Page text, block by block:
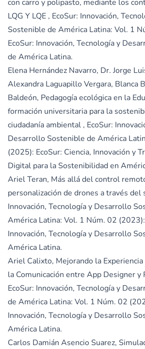
con carro y polipasto, mediante los
LQG Y LQE , EcoSur: Innovación,
Sostenible de América Latina: Vol. 1
EcoSur: Innovación, Tecnología y
de América Latina.
Elena Hernández Navarro, Dr. Jorge
Alexandra Laguapillo Vergara, Blanca
Baldeón, Pedagogía ecológica en la
formación universitaria para la
ciudadanía ambiental , EcoSur:
Desarrollo Sostenible de América
(2025): EcoSur: Ciencia, Innovación y
Digital para la Sostenibilidad en
Ariel Teran, Más allá del control
personalización de drones a través del
Innovación, Tecnología y Desarrollo
América Latina: Vol. 1 Núm. 02
Innovación, Tecnología y Desarrollo
América Latina.
Ariel Calixto, Mejorando la Experiencia
la Comunicación entre App Designer y
EcoSur: Innovación, Tecnología y
de América Latina: Vol. 1 Núm. 02
Innovación, Tecnología y Desarrollo
América Latina.
Carlos Damián Asencio Suarez,